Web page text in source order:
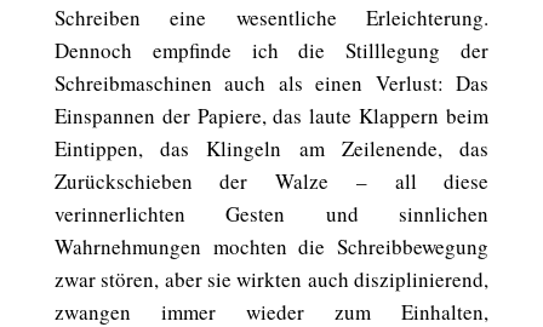
Schreiben eine wesentliche Erleichterung.
Dennoch empfinde ich die Stilllegung der
Schreibmaschinen auch als einen Verlust: Das
Einspannen der Papiere, das laute Klappern beim
Eintippen, das Klingeln am Zeilenende, das
Zurückschieben der Walze – all diese
verinnerlichten Gesten und sinnlichen
Wahrnehmungen mochten die Schreibbewegung
zwar stören, aber sie wirkten auch disziplinierend,
zwangen immer wieder zum Einhalten,